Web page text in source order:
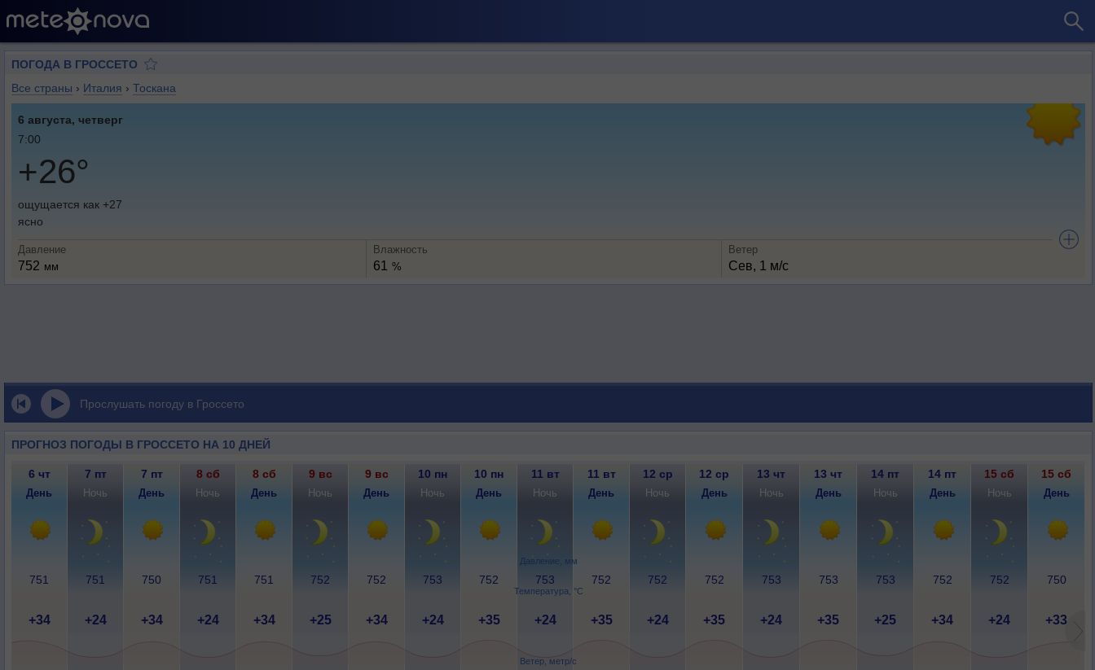
ПОГОДА В ГРОССЕТО
Все страны › Италия › Тоскана
6 августа, четверг
7:00
+26°
ощущается как +27
ясно
Давление
752 мм
Влажность
61 %
Ветер
Сев, 1 м/с
Прослушать погоду в Гроссето
ПРОГНОЗ ПОГОДЫ В ГРОССЕТО НА 10 ДНЕЙ
Давление, мм
Температура, °C
Ветер, метр/с
6 чт 7 пт 7 пт 8 сб 8 сб 9 вс 9 вс 10 пн 10 пн 11 вт 11 вт 12 ср 12 ср 13 чт 13 чт 14 пт 14 пт 15 сб 15 сб
День Ночь День Ночь День Ночь День Ночь День Ночь День Ночь День Ночь День Ночь День Ночь День
751 751 750 751 751 752 752 753 752 753 752 752 752 753 753 753 752 752 750
+34 +24 +34 +24 +34 +25 +34 +24 +35 +24 +35 +24 +35 +24 +35 +25 +34 +24 +33